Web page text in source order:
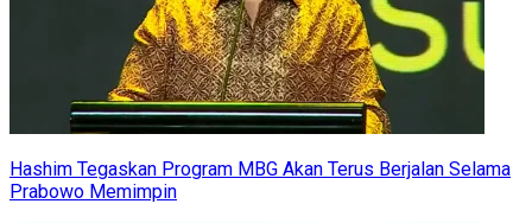
Hashim Tegaskan Program MBG Akan Terus Berjalan Selama
Prabowo Memimpin